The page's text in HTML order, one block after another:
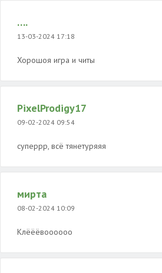
….
13-03-2024 17:18
Хорошоя игра и читы
PixelProdigy17
09-02-2024 09:54
суперрр, всё тянетуряяя
мирта
08-02-2024 10:09
Клёёёвоооооо